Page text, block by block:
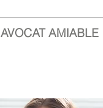
AVOCAT AMIABLE